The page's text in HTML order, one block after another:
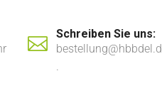
Schreiben Sie uns:
.